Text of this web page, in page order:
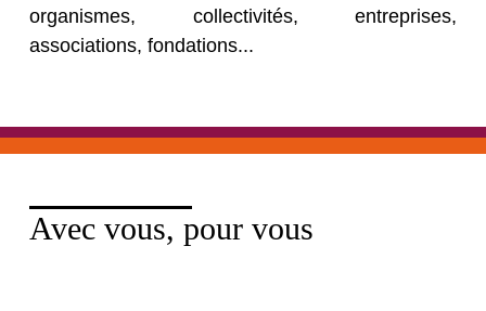
organismes, collectivités, entreprises,
associations, fondations...
Avec vous, pour vous